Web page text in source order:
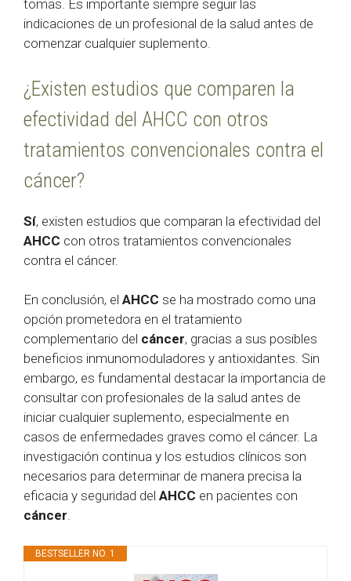
tomas. Es importante siempre seguir las
indicaciones de un profesional de la salud antes de
comenzar cualquier suplemento.
¿Existen estudios que comparen la
efectividad del AHCC con otros
tratamientos convencionales contra el
cáncer?
Sí, existen estudios que comparan la efectividad del
AHCC con otros tratamientos convencionales
contra el cáncer.
En conclusión, el AHCC se ha mostrado como una
opción prometedora en el tratamiento
complementario del cáncer, gracias a sus posibles
beneficios inmunomoduladores y antioxidantes. Sin
embargo, es fundamental destacar la importancia de
consultar con profesionales de la salud antes de
iniciar cualquier suplemento, especialmente en
casos de enfermedades graves como el cáncer. La
investigación continua y los estudios clínicos son
necesarios para determinar de manera precisa la
eficacia y seguridad del AHCC en pacientes con
cáncer.
BESTSELLER NO. 1